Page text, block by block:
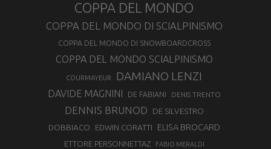
COPPA DEL MONDO
COPPA DEL MONDO DI SCIALPINISMO
COPPA DEL MONDO DI SNOWBOARDCROSS
COPPA DEL MONDO SCIALPINISMO
COURMAYEUR DAMIANO LENZI
DAVIDE MAGNINI DE FABIANI DENIS TRENTO
DENNIS BRUNOD DE SILVESTRO
DOBBIACO EDWIN CORATTI ELISA BROCARD
ETTORE PERSONNETTAZ FABIO MERALDI